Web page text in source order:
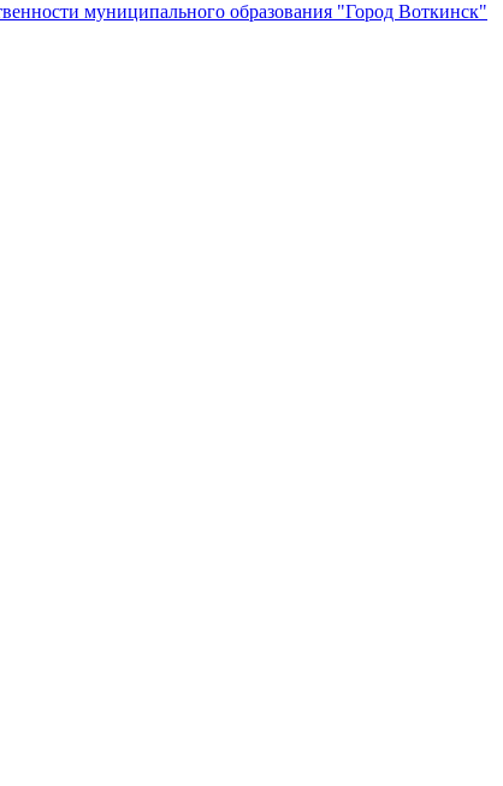
муниципального образования "Город Воткинск"